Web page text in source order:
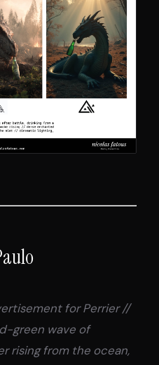
for Perrier //
green wave of
rising from the ocean,